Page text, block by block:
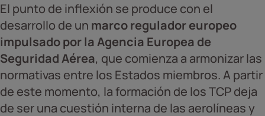
El punto de inflexión se produce con el
desarrollo de un marco regulador europeo
impulsado por la Agencia Europea de
Seguridad Aérea, que comienza a armonizar las
normativas entre los Estados miembros. A partir
de este momento, la formación de los TCP deja
de ser una cuestión interna de las aerolíneas y